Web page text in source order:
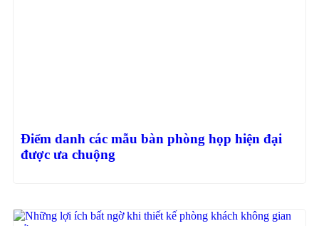
Điểm danh các mẫu bàn phòng họp hiện đại
được ưa chuộng